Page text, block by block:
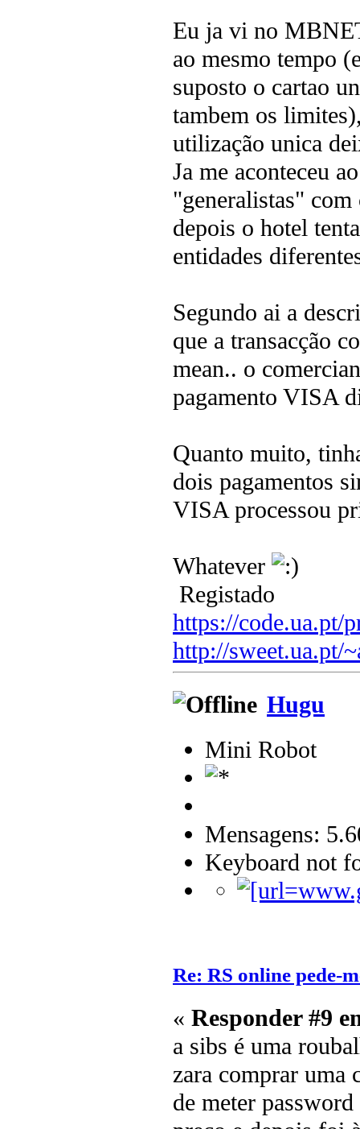
Eu ja vi no
ao mesmo tempo
suposto o cartao
tambem os
utilização unica
Ja me aconteceu
"generalistas"
depois o hotel
entidades
Segundo ai a
que a transacção
mean.. o
pagamento VISA
Quanto muito,
dois pagamentos
VISA processou
Whatever
Registado
https://code.ua.pt/
http://sweet.ua.pt/
Hugu
Mini Robot
Mensagens:
Keyboard not
Re: RS online pede-
« Responder #9
a sibs é uma
zara comprar uma
de meter